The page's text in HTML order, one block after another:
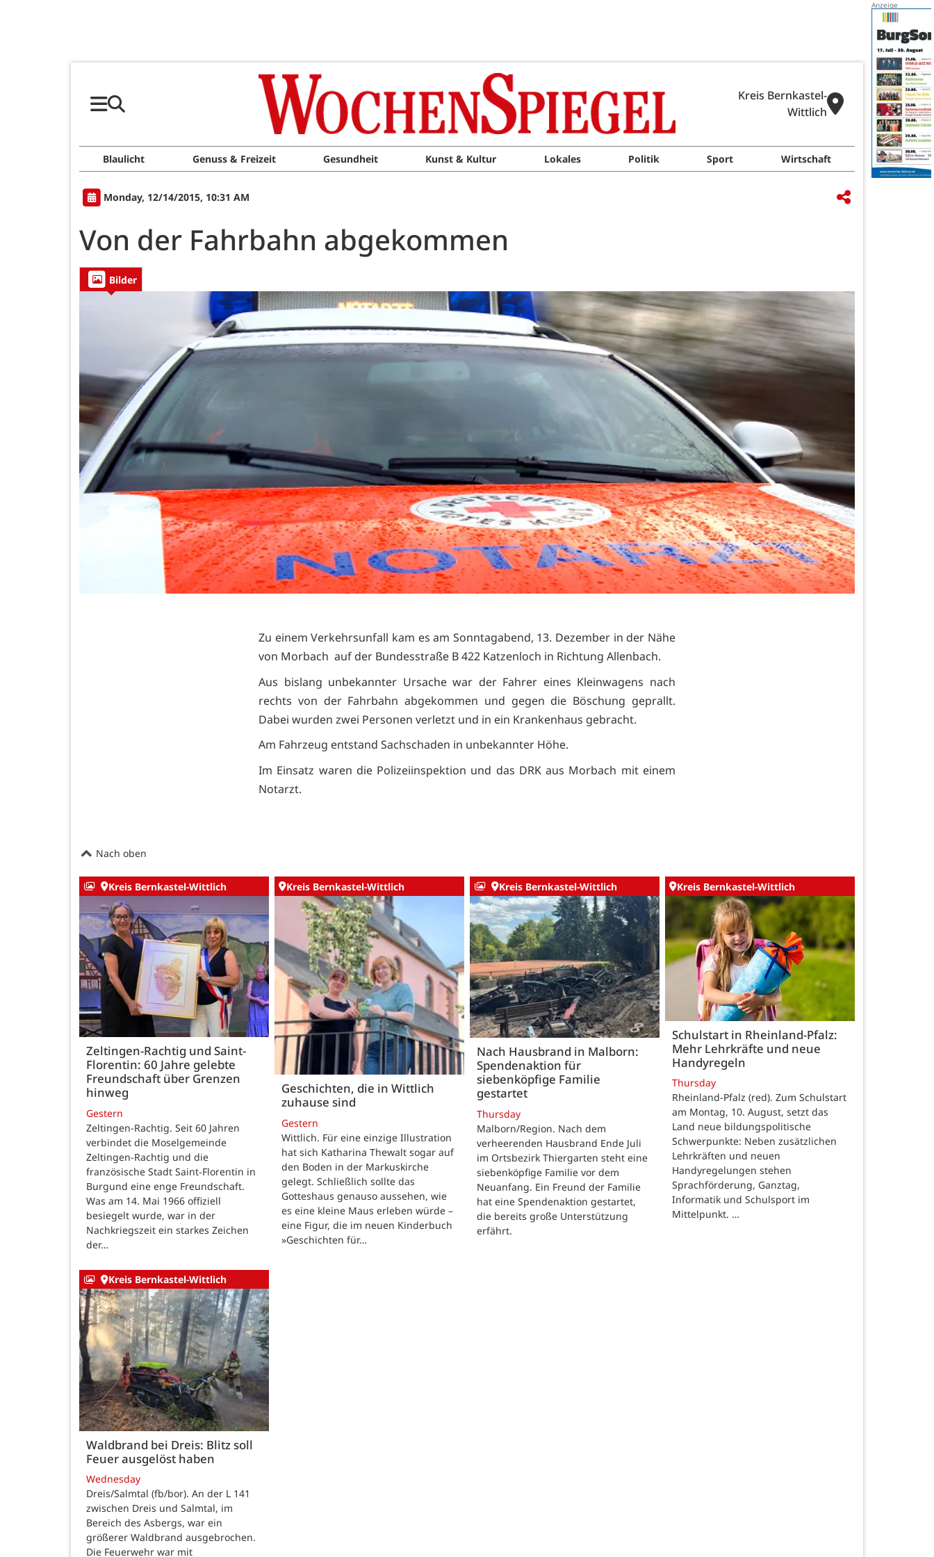
Kreis Bernkastel-
Wittlich
Blaulicht Genuss & Freizeit Gesundheit Kunst & Kultur Lokales Politik Sport Wirtschaft
Monday, 12/14/2015, 10:31 AM
Von der Fahrbahn abgekommen
Bilder
Zu einem Verkehrsunfall kam es am Sonntagabend, 13. Dezember in der Nähe
von Morbach auf der Bundesstraße B 422 Katzenloch in Richtung Allenbach.
Aus bislang unbekannter Ursache war der Fahrer eines Kleinwagens nach
rechts von der Fahrbahn abgekommen und gegen die Böschung geprallt.
Dabei wurden zwei Personen verletzt und in ein Krankenhaus gebracht.
Am Fahrzeug entstand Sachschaden in unbekannter Höhe.
Im Einsatz waren die Polizeiinspektion und das DRK aus Morbach mit einem
Notarzt.
Nach oben
Kreis Bernkastel-Wittlich
Zeltingen-Rachtig und Saint-
Florentin: 60 Jahre gelebte
Freundschaft über Grenzen
hinweg
Gestern
Zeltingen-Rachtig. Seit 60 Jahren
verbindet die Moselgemeinde
Zeltingen-Rachtig und die
französische Stadt Saint-Florentin in
Burgund eine enge Freundschaft.
Was am 14. Mai 1966 offiziell
besiegelt wurde, war in der
Nachkriegszeit ein starkes Zeichen
der…
Kreis Bernkastel-Wittlich
Geschichten, die in Wittlich
zuhause sind
Gestern
Wittlich. Für eine einzige Illustration
hat sich Katharina Thewalt sogar auf
den Boden in der Markuskirche
gelegt. Schließlich sollte das
Gotteshaus genauso aussehen, wie
es eine kleine Maus erleben würde –
eine Figur, die im neuen Kinderbuch
»Geschichten für…
Kreis Bernkastel-Wittlich
Nach Hausbrand in Malborn:
Spendenaktion für
siebenköpfige Familie
gestartet
Thursday
Malborn/Region. Nach dem
verheerenden Hausbrand Ende Juli
im Ortsbezirk Thiergarten steht eine
siebenköpfige Familie vor dem
Neuanfang. Ein Freund der Familie
hat eine Spendenaktion gestartet,
die bereits große Unterstützung
erfährt.
Kreis Bernkastel-Wittlich
Schulstart in Rheinland-Pfalz:
Mehr Lehrkräfte und neue
Handyregeln
Thursday
Rheinland-Pfalz (red). Zum Schulstart
am Montag, 10. August, setzt das
Land neue bildungspolitische
Schwerpunkte: Neben zusätzlichen
Lehrkräften und neuen
Handyregelungen stehen
Sprachförderung, Ganztag,
Informatik und Schulsport im
Mittelpunkt. …
Kreis Bernkastel-Wittlich
Waldbrand bei Dreis: Blitz soll
Feuer ausgelöst haben
Wednesday
Dreis/Salmtal (fb/bor). An der L 141
zwischen Dreis und Salmtal, im
Bereich des Asbergs, war ein
größerer Waldbrand ausgebrochen.
Die Feuerwehr war mit